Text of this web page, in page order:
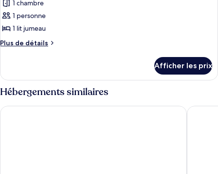
1 chambre
1 personne
1 lit jumeau
Plus de détails
Plus
Chambre
simple
supérieure
Afficher les prix
Hébergements similaires
Hotel Amic Can Pastilla tent